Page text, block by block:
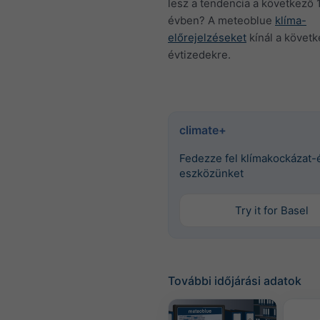
lesz a tendencia a következő
évben? A meteoblue klíma-
előrejelzéseket kínál a
évtizedekre.
climate+
Fedezze fel
eszközünket
Try it for Basel
További időjárási adatok